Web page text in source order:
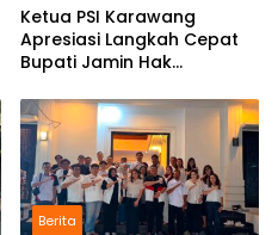
Ketua PSI Karawang
Apresiasi Langkah Cepat
Bupati Jamin Hak
Berita